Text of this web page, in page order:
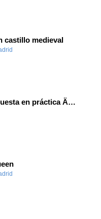
castillo medieval
Dossier teoría y puesta en práctica Äprendizaje Basado en Juegos en Educación Infantil y Primaria